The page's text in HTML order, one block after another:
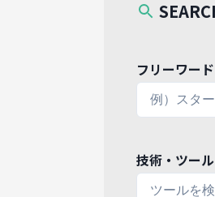
フリーワード
技術・ツール